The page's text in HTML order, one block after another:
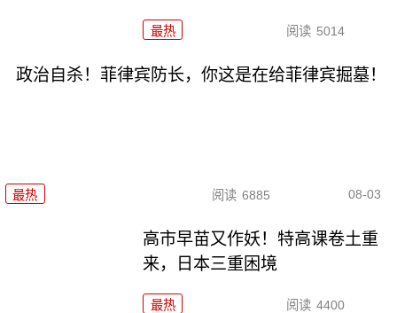
最热 阅读 5014
政治自杀！菲律宾防长，你这是在给菲律宾掘墓！
最热 阅读 6885 08-03
高市早苗又作妖！特高课卷土重
来，日本三重困境
最热 阅读 4400